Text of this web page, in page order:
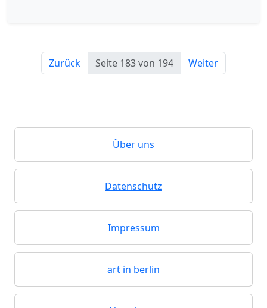
Zurück Seite 183 von 194 Weiter
Über uns
Datenschutz
Impressum
art in berlin